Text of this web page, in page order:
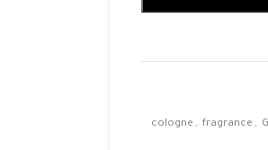
cologne , fragrance ,